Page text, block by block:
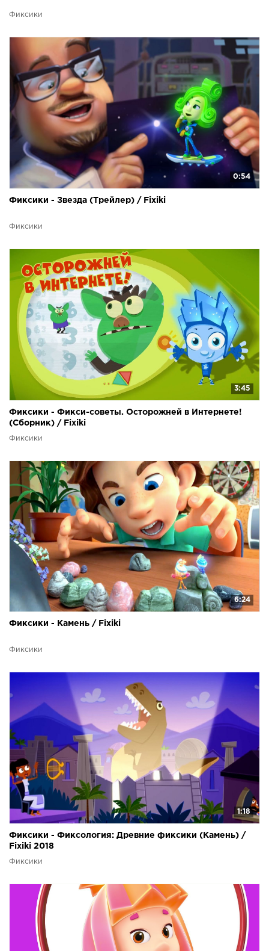
Фиксики
0:54
Фиксики - Звезда (Трейлер) / Fixiki
Фиксики
3:45
Фиксики - Фикси-советы. Осторожней в Интернете!
(Сборник) / Fixiki
Фиксики
6:24
Фиксики - Камень / Fixiki
Фиксики
1:18
Фиксики - Фиксология: Древние фиксики (Камень) /
Fixiki 2018
Фиксики